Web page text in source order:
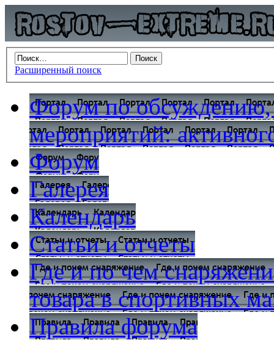
Расширенный поиск
Форум по обсуждению,
мероприятий:
Форум
Галерея
Календарь
Статьи и отчеты
Где и по чем
товара в спортивных
Правила форума